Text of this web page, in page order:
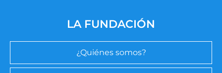
LA FUNDACIÓN
¿Quiénes somos?